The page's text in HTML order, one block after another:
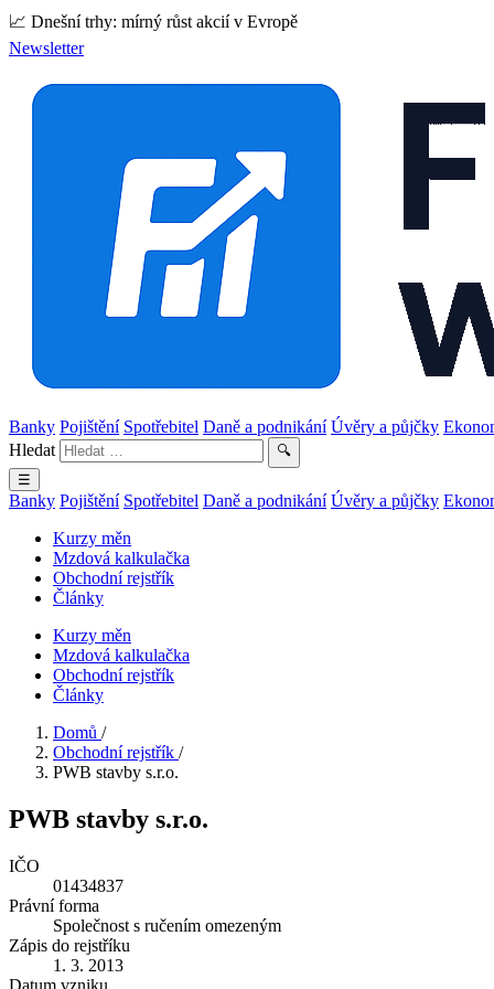
📈 Dnešní trhy: mírný růst akcií v Evropě
Newsletter
Banky Pojištění Spotřebitel Daně a podnikání Úvěry a půjčky
Hledat
🔍
☰
Banky Pojištění Spotřebitel Daně a podnikání Úvěry a půjčky
Kurzy měn
Mzdová kalkulačka
Obchodní rejstřík
Články
Kurzy měn
Mzdová kalkulačka
Obchodní rejstřík
Články
Domů /
Obchodní rejstřík /
PWB stavby s.r.o.
PWB stavby s.r.o.
IČO
01434837
Právní forma
Společnost s ručením omezeným
Zápis do rejstříku
1. 3. 2013
Datum vzniku